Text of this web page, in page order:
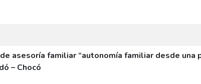
asesoría familiar “autonomía familiar desde una
– Chocó